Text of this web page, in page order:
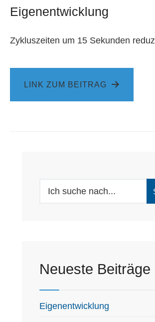
Eigenentwicklung
Zykluszeiten um 15 Sekunden
LINK ZUM BEITRAG
Search
Neueste Beiträge
Eigenentwicklung